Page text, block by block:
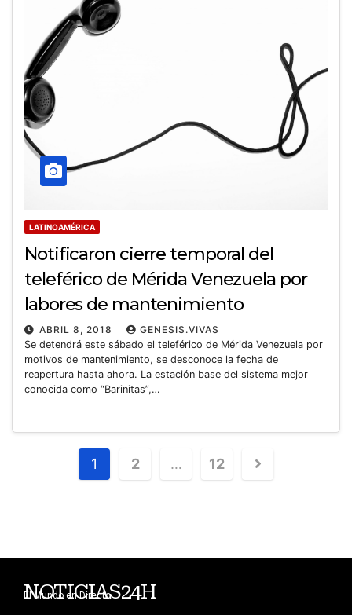
LATINOAMÉRICA
Notificaron cierre temporal del
teleférico de Mérida Venezuela por
labores de mantenimiento
ABRIL 8, 2018
GENESIS.VIVAS
Se detendrá este sábado el teleférico de Mérida Venezuela por
motivos de mantenimiento, se desconoce la fecha de
reapertura hasta ahora. La estación base del sistema mejor
conocida como “Barinitas”,…
1 2 … 12
NOTICIAS24H
El Mundo en Directo